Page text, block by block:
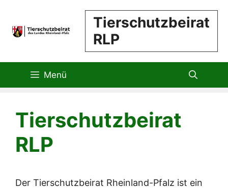
springen
Tierschutzbeirat
RLP
Menü
Tierschutzbeirat
RLP
Der Tierschutzbeirat Rheinland-Pfalz ist ein